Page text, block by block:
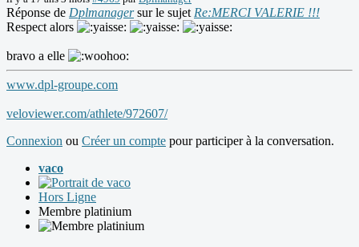
Réponse de Dplmanagersur le sujet Re:MERCI VALERIE !!!
Respect alors
bravo a elle
www.dpl-groupe.com
veloviewer.com/athlete/972607/
Connexion ou Créer un compte pour participer à la conversation.
vaco
Hors Ligne
Membre platinium